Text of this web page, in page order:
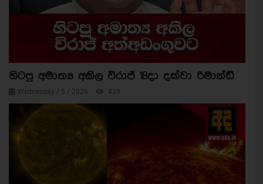
හිටපු අමාත්‍ය අකිල විරාජ් 18දා දක්වා රිමාන්ඩ්
Wednesday / 5 / 2026 439